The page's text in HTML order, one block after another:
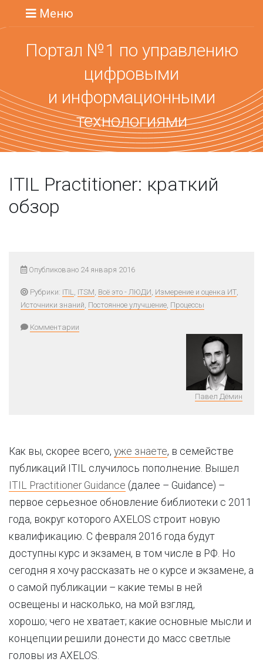
Меню
Портал №1 по управлению
цифровыми
и информационными
технологиями
ITIL Practitioner: краткий
обзор
Опубликовано 24 января 2016
Рубрики: ITIL, ITSM, Всё это - ЛЮДИ, Измерение и оценка ИТ,
Источники знаний, Постоянное улучшение, Процессы
Комментарии
Павел Дёмин
Как вы, скорее всего, уже знаете, в семействе
публикаций ITIL случилось пополнение. Вышел
ITIL Practitioner Guidance (далее – Guidance) –
первое серьезное обновление библиотеки с 2011
года, вокруг которого AXELOS строит новую
квалификацию. С февраля 2016 года будут
доступны курс и экзамен, в том числе в РФ. Но
сегодня я хочу рассказать не о курсе и экзамене, а
о самой публикации – какие темы в ней
освещены и насколько, на мой взгляд,
хорошо; чего не хватает; какие основные мысли и
концепции решили донести до масс светлые
головы из AXELOS.